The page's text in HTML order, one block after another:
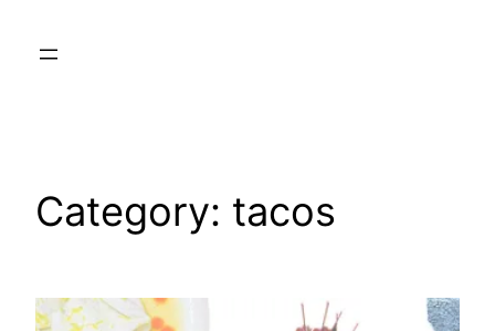
Category: tacos